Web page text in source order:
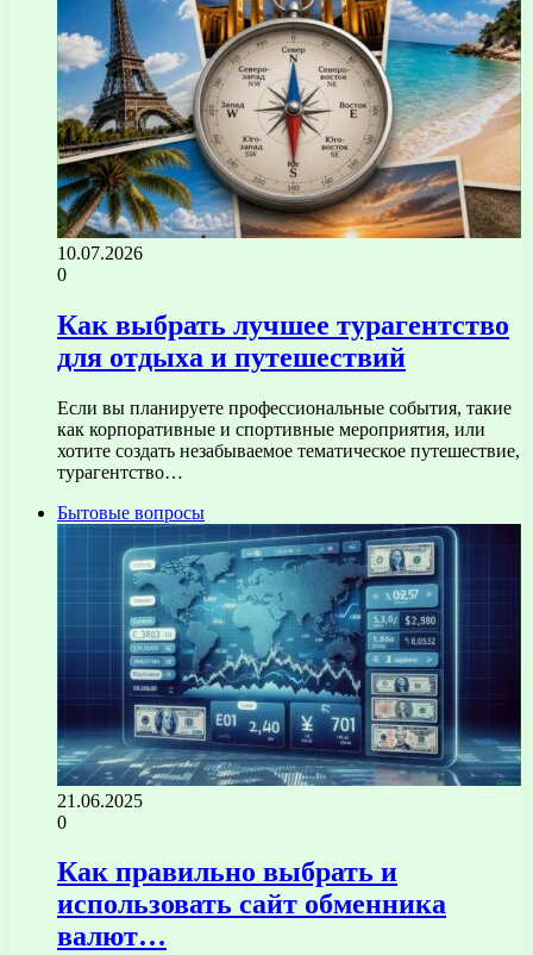
10.07.2026
0
Как выбрать лучшее турагентство
для отдыха и путешествий
Если вы планируете профессиональные события, такие
как корпоративные и спортивные мероприятия, или
хотите создать незабываемое тематическое путешествие,
турагентство…
Бытовые вопросы
21.06.2025
0
Как правильно выбрать и
использовать сайт обменника
валют…